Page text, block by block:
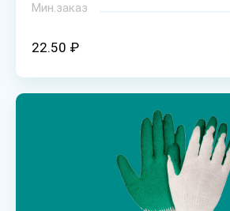
Мин.заказ
22.50 ₽